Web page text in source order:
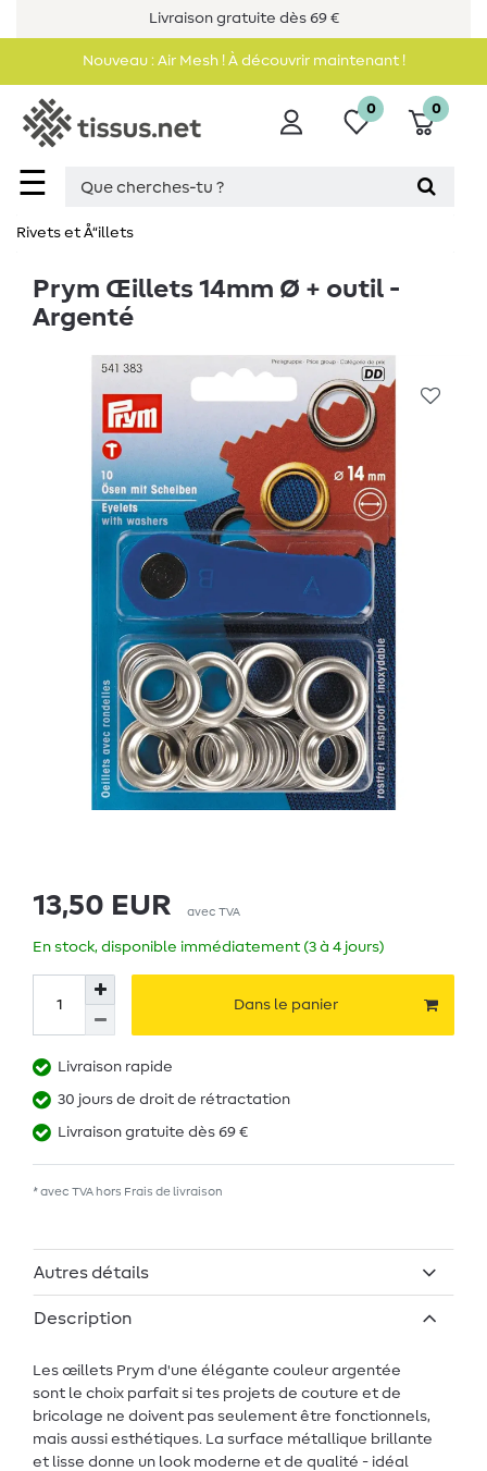
Livraison gratuite dès 69 €
Nouveau : Air Mesh ! À découvrir maintenant !
☰
0 0
Rivets et Å“illets
Prym Œillets 14mm Ø + outil -
Argenté
13,50 EUR avec TVA
En stock, disponible immédiatement (3 à 4 jours)
Dans le panier
Livraison rapide
30 jours de droit de rétractation
Livraison gratuite dès 69 €
* avec TVA hors Frais de livraison
Autres détails
Description
Les œillets Prym d'une élégante couleur argentée
sont le choix parfait si tes projets de couture et de
bricolage ne doivent pas seulement être fonctionnels,
mais aussi esthétiques. La surface métallique brillante
et lisse donne un look moderne et de qualité - idéal